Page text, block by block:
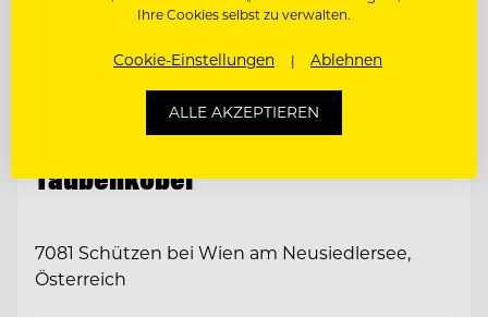
Taubenkobel
7081 Schützen bei Wien am Neusiedlersee,
Österreich
Ihre Cookies selbst zu verwalten.
Cookie-Einstellungen Ablehnen
ALLE AKZEPTIEREN